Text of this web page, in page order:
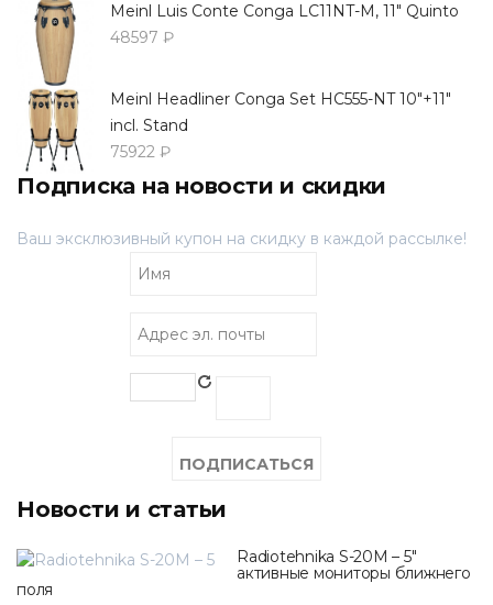
Meinl Luis Conte Conga LC11NT-M, 11" Quinto
48597 ₽
Meinl Headliner Conga Set HC555-NT 10"+11"
incl. Stand
75922 ₽
Подписка на новости и скидки
Ваш эксклюзивный купон на скидку в каждой рассылке!
Новости и статьи
Radiotehnika S-20M – 5"
активные мониторы ближнего
поля